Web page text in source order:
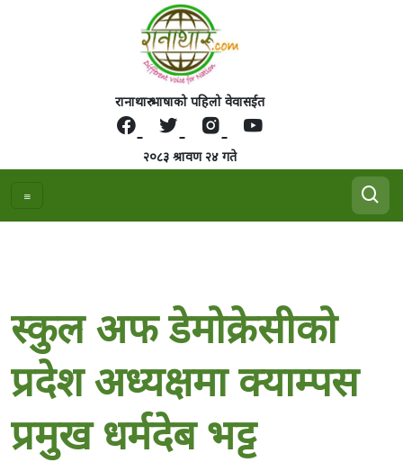
रानाथारु भाषाको पहिलो वेवासईत
२०८३ श्रावण २४ गते
स्कुल अफ डेमोक्रेसीको
प्रदेश अध्यक्षमा क्याम्पस
प्रमुख धर्मदेब भट्ट